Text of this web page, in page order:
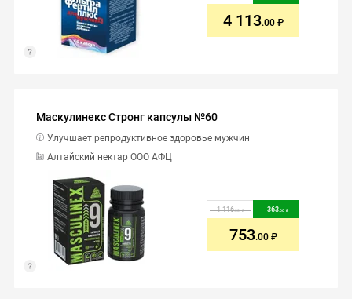
4 113.00
Маскулинекс Стронг капсулы №60
Алтайский нектар ООО АФЦ
Улучшает репродуктивное здоровье мужчин
1 116.00 -363.00
753.00